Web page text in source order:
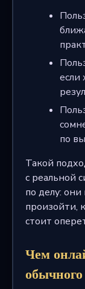
если
по
Такой
с реальной
по делу:
произойти,
стоит
Чем